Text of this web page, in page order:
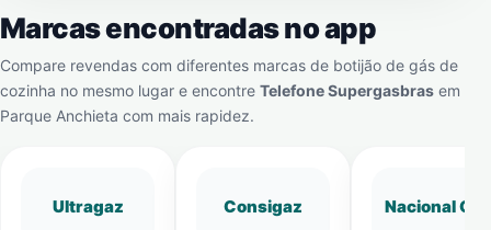
Marcas encontradas no app
Compare revendas com diferentes marcas de botijão de gás de
cozinha no mesmo lugar e encontre Telefone Supergasbras em
Parque Anchieta com mais rapidez.
Ultragaz Consigaz Nacional Gás